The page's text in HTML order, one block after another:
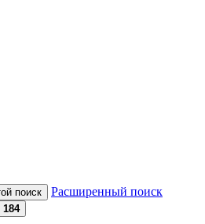
Расширенный поиск
184